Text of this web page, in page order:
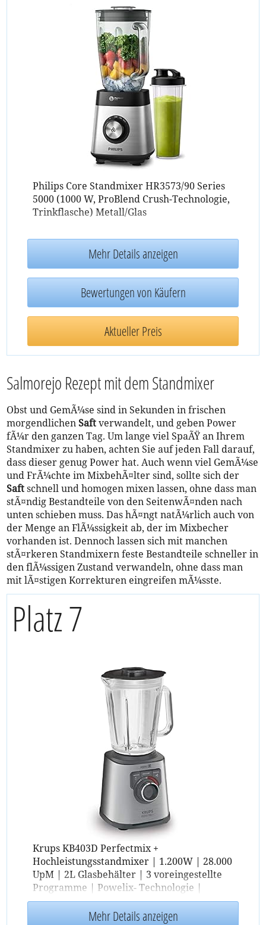
Philips Core Standmixer HR3573/90 Series
5000 (1000 W, ProBlend Crush-Technologie,
Trinkflasche) Metall/Glas
Mehr Details anzeigen
Bewertungen von Käufern
Aktueller Preis
Salmorejo Rezept mit dem Standmixer
Obst und GemÃ¼se sind in Sekunden in frischen
morgendlichenSaftverwandelt, und geben Power
fÃ¼r den ganzen Tag. Um lange viel SpaÃŸ an Ihrem
Standmixer zu haben, achten Sie auf jeden Fall darauf,
dass dieser genug Power hat. Auch wenn viel GemÃ¼se
und FrÃ¼chte im MixbehÃ¤lter sind, sollte sich der
Saftschnell und homogen mixen lassen, ohne dass man
stÃ¤ndig Bestandteile von den SeitenwÃ¤nden nach
unten schieben muss. Das hÃ¤ngt natÃ¼rlich auch von
der Menge an FlÃ¼ssigkeit ab, der im Mixbecher
vorhanden ist. Dennoch lassen sich mit manchen
stÃ¤rkeren Standmixern feste Bestandteile schneller in
den flÃ¼ssigen Zustand verwandeln, ohne dass man
mit lÃ¤stigen Korrekturen eingreifen mÃ¼sste.
Platz 7
Krups KB403D Perfectmix +
Hochleistungsstandmixer | 1.200W | 28.000
UpM | 2L Glasbehälter | 3 voreingestellte
Programme | Powelix- Technologie |
Edelstahl/Dunkelgrau
Mehr Details anzeigen